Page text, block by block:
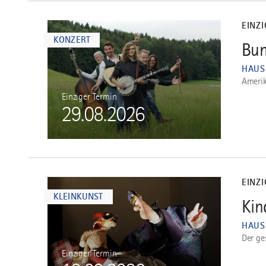
KONZERT 1
29.08.2026
Einziger Termin
KLEINKUNST 2
Einziger Termin
Der